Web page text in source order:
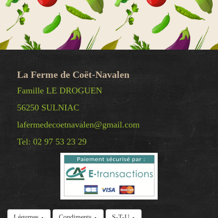
La Ferme de Coët-Navalen
Famille LE DROGUEN
56250 SULNIAC
lafermedecoetnavalen@gmail.com
Tel: 02 97 53 23 29
© Copyright 2025 La Ferme de Coët-Navalen -